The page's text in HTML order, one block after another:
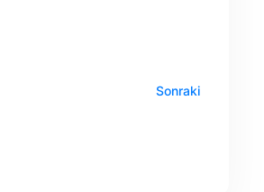
Sonraki